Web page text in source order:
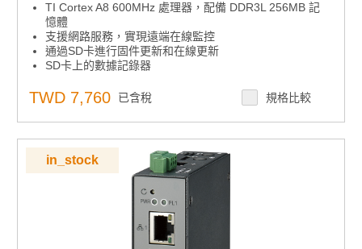
TI Cortex A8 600MHz 處理器，配備 DDR3L 256MB 記
憶體
支援網路服務，實現遠端在線監控
通過SD卡進行固件更新和在線更新
SD卡上的數據記錄器
支援 MQTT 用戶端進行雲通訊
寬工作溫度範圍：-40 ~ 70°C
無紅色認證
其它MIT需求👉專人諮詢
TWD 7,760 已含稅 規格比較
in_stock